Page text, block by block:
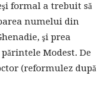
formal a trebuit să
numelui din
şi prea
Modest. De
(reformulez după